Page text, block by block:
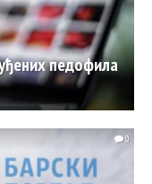
педофила
0